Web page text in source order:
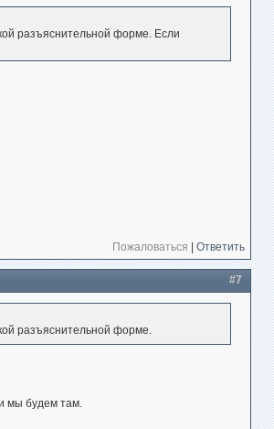
разъяснительной форме. Если
Пожаловаться | Ответить
#7
разъяснительной форме.
мы будем там.